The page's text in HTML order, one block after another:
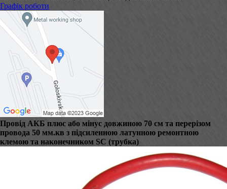
Графік роботи
Провід АКБ плюс або мінус довжиною 70 см та перерізом
провода 50 мм.кв з підсиленною латунною ремонтною
клемою та наконечником SC (трубка)